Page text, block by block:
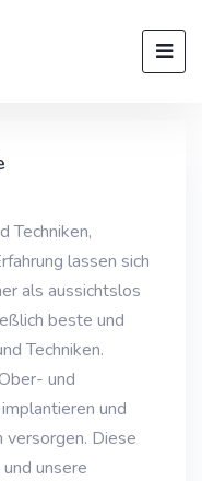
Techniken,
lassen sich
als aussichtslos
beste und
Techniken.
und
und
versorgen. Diese
unsere